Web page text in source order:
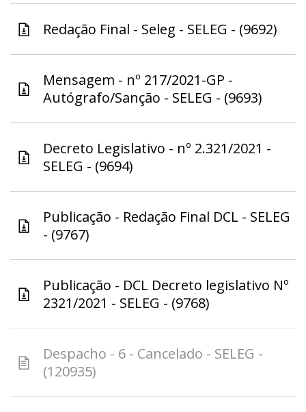
Redação Final - Seleg - SELEG - (9692)
Mensagem - nº 217/2021-GP -
Autógrafo/Sanção - SELEG - (9693)
Decreto Legislativo - nº 2.321/2021 -
SELEG - (9694)
Publicação - Redação Final DCL - SELEG
- (9767)
Publicação - DCL Decreto legislativo Nº
2321/2021 - SELEG - (9768)
Despacho - 6 - Cancelado - SELEG -
(120935)